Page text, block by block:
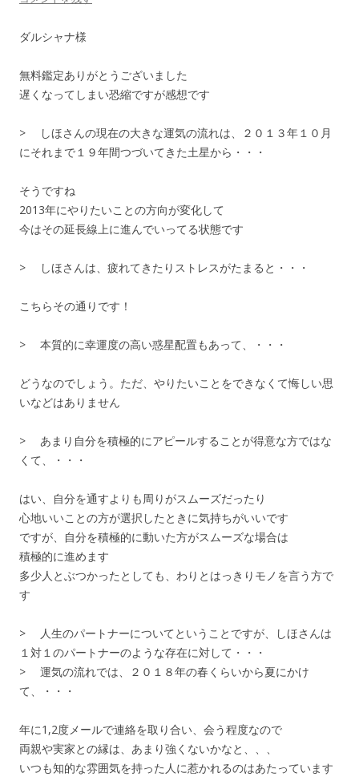
ダルシャナ様
無料鑑定ありがとうございました
遅くなってしまい恐縮ですが感想です
> しほさんの現在の大きな運気の流れは、２０１３年１０月
にそれまで１９年間つづいてきた土星から・・・
そうですね
2013年にやりたいことの方向が変化して
今はその延長線上に進んでいってる状態です
> しほさんは、疲れてきたりストレスがたまると・・・
こちらその通りです！
> 本質的に幸運度の高い惑星配置もあって、・・・
どうなのでしょう。ただ、やりたいことをできなくて悔しい思
いなどはありません
> あまり自分を積極的にアピールすることが得意な方ではな
くて、・・・
はい、自分を通すよりも周りがスムーズだったり
心地いいことの方が選択したときに気持ちがいいです
ですが、自分を積極的に動いた方がスムーズな場合は
積極的に進めます
多少人とぶつかったとしても、わりとはっきりモノを言う方で
す
> 人生のパートナーについてということですが、しほさんは
１対１のパートナーのような存在に対して・・・
> 運気の流れでは、２０１８年の春くらいから夏にかけ
て、・・・
年に1,2度メールで連絡を取り合い、会う程度なので
両親や実家との縁は、あまり強くないかなと、、、
いつも知的な雰囲気を持った人に惹かれるのはあたっています